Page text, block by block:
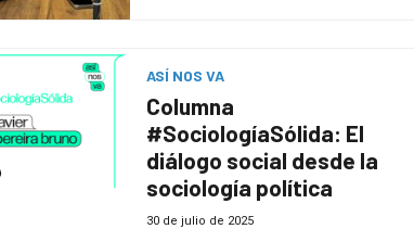
ASÍ NOS VA
Columna
#SociologíaSólida: El
diálogo social desde la
sociología política
30 de julio de 2025